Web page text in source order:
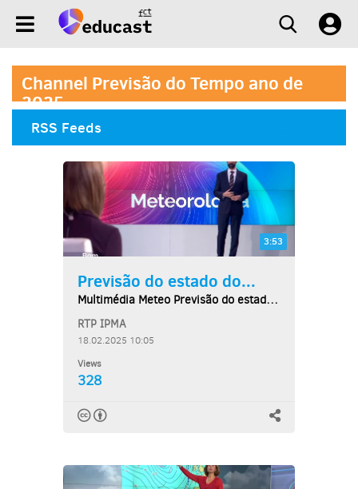
Channel Previsão do Tempo ano de
2025
RSS Feeds
3:53
Previsão do estado do...
Multimédia Meteo Previsão do estado do tempo,...
RTP IPMA
18.02.2025 10:05
Views
328